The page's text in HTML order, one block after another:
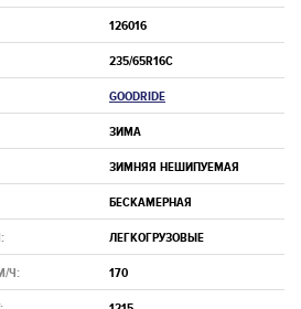
126016
235/65R16C
GOODRIDE
ЗИМА
ЗИМНЯЯ НЕШИПУЕМАЯ
БЕСКАМЕРНАЯ
ЛЕГКОГРУЗОВЫЕ
Ч: 170